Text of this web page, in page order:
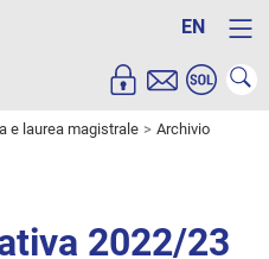
EN
e laurea magistrale
Archivio
2022/23